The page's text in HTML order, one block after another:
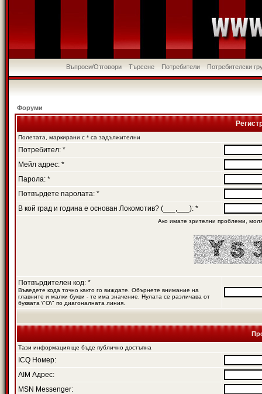
Въпроси/Отговори Търсене Потребители Потребителски
Форуми
Полетата, маркирани с * са задължителни
Потребител: *
Мейл адрес: *
Парола: *
Потвърдете паролата: *
В кой град и година е основан Локомотив? (___,___): *
Ако имате зрителни проблеми,
Потвърдителен код: *
Въведете кода точно както го виждате. Обърнете внимание на
главните и малки букви - те има значение. Нулата се различава от
буквата \"O\" по диагоналната линия.
Тази информация ще бъде публично достъпна
ICQ Номер:
AIM Адрес:
MSN Messenger: